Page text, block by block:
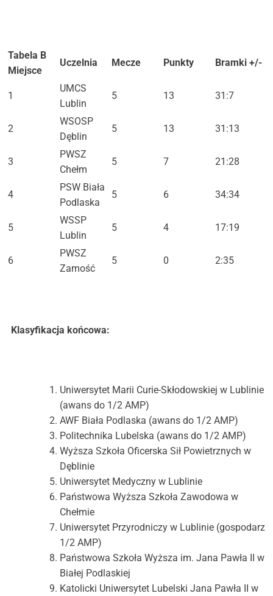
Tabela B
Miejsce
Uczelnia Mecze Punkty Bramki +/-
1
UMCS
Lublin
5 13 31:7
2
WSOSP
Dęblin
5 13 31:13
3
PWSZ
Chełm
5 7 21:28
4
PSW Biała
Podlaska
5 6 34:34
5
WSSP
Lublin
5 4 17:19
6
PWSZ
Zamość
5 0 2:35
Klasyfikacja końcowa:
Uniwersytet Marii Curie-Skłodowskiej w Lublinie
(awans do 1/2 AMP)
AWF Biała Podlaska (awans do 1/2 AMP)
Politechnika Lubelska (awans do 1/2 AMP)
Wyższa Szkoła Oficerska Sił Powietrznych w
Dęblinie
Uniwersytet Medyczny w Lublinie
Państwowa Wyższa Szkoła Zawodowa w
Chełmie
Uniwersytet Przyrodniczy w Lublinie (gospodarz
1/2 AMP)
Państwowa Szkoła Wyższa im. Jana Pawła II w
Białej Podlaskiej
Katolicki Uniwersytet Lubelski Jana Pawła II w